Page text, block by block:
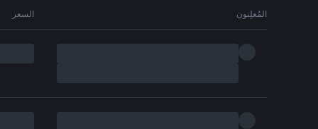
المُعلِنون السعر